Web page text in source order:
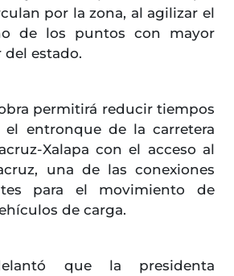
por la zona, al agilizar el
de los puntos con mayor
estado.
permitirá reducir tiempos
el entronque de la carretera
Xalapa con el acceso al
una de las conexiones
para el movimiento de
de carga.
que la presidenta